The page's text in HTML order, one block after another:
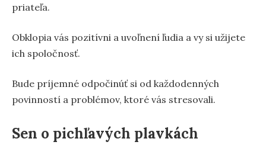
priateľa.
Obklopia vás pozitívni a uvoľnení ľudia a vy si užijete
ich spoločnosť.
Bude príjemné odpočinúť si od každodenných
povinností a problémov, ktoré vás stresovali.
Sen o pichľavých plavkách